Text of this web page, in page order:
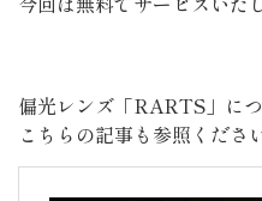
偏光レンズ「RARTS」に
こちらの記事も参照くださ